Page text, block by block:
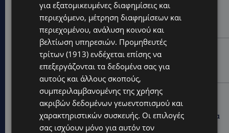
VIBE NEWS
Νέος Γενικός Διευθυντής του Hilton Nicosia ο Ilio
Rodoni
VIBE NEWS
Η Peugeot είναι ο επίσημος συνεργάτης του
Φεστιβάλ Κινηματογράφου της Βενετίας
VIBE NEWS
Lidl Better Living Days #summer2026: Ένα μοναδικό
ταξίδι ευεξίας, γεμάτο γεύση, ενέργεια και χαμόγελα
σε όλη την Κύπρο
για εξατομικευμένες διαφημίσεις και
περιεχόμενο, μέτρηση διαφημίσεων και
περιεχομένου, ανάλυση κοινού και
βελτίωση υπηρεσιών. Προμηθευτές
τρίτων (1913) ενδέχεται επίσης να
επεξεργάζονται τα δεδομένα σας για
αυτούς και άλλους σκοπούς,
συμπεριλαμβανομένης της χρήσης
ακριβών δεδομένων γεωεντοπισμού και
χαρακτηριστικών συσκευής. Οι επιλογές
σας ισχύουν μόνο για αυτόν τον